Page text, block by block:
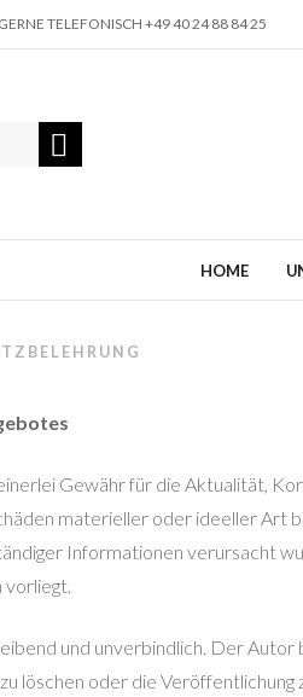
TELEFONISCH +49 40 24 88 84 25
HOME
Gewähr für die Aktualität,
materieller oder ideeller Art
Informationen verursacht
vorliegt.
und unverbindlich. Der Autor
löschen oder die